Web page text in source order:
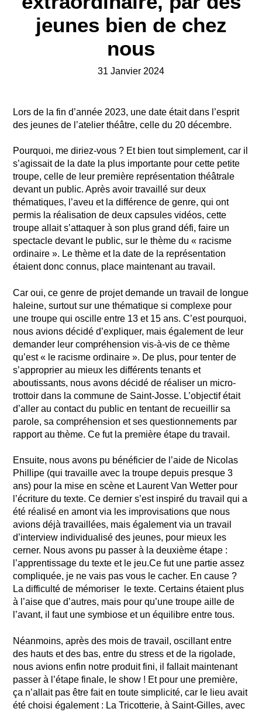
jeunes bien de chez
nous
31 Janvier 2024
Lors de la fin d’année 2023, une date était dans l’esprit
des jeunes de l’atelier théâtre, celle du 20 décembre.
Pourquoi, me diriez-vous ? Et bien tout simplement, car il
s’agissait de la date la plus importante pour cette petite
troupe, celle de leur première représentation théâtrale
devant un public. Après avoir travaillé sur deux
thématiques, l’aveu et la différence de genre, qui ont
permis la réalisation de deux capsules vidéos, cette
troupe allait s’attaquer à son plus grand défi, faire un
spectacle devant le public, sur le thème du « racisme
ordinaire ». Le thème et la date de la représentation
étaient donc connus, place maintenant au travail.
Car oui, ce genre de projet demande un travail de longue
haleine, surtout sur une thématique si complexe pour
une troupe qui oscille entre 13 et 15 ans. C’est pourquoi,
nous avions décidé d’expliquer, mais également de leur
demander leur compréhension vis-à-vis de ce thème
qu’est « le racisme ordinaire ». De plus, pour tenter de
s’approprier au mieux les différents tenants et
aboutissants, nous avons décidé de réaliser un micro-
trottoir dans la commune de Saint-Josse. L’objectif était
d’aller au contact du public en tentant de recueillir sa
parole, sa compréhension et ses questionnements par
rapport au thème. Ce fut la première étape du travail.
Ensuite, nous avons pu bénéficier de l’aide de Nicolas
Phillipe (qui travaille avec la troupe depuis presque 3
ans) pour la mise en scène et Laurent Van Wetter pour
l’écriture du texte. Ce dernier s’est inspiré du travail qui a
été réalisé en amont via les improvisations que nous
avions déjà travaillées, mais également via un travail
d’interview individualisé des jeunes, pour mieux les
cerner. Nous avons pu passer à la deuxième étape :
l’apprentissage du texte et le jeu.Ce fut une partie assez
compliquée, je ne vais pas vous le cacher. En cause ?
La difficulté de mémoriser le texte. Certains étaient plus
à l’aise que d’autres, mais pour qu’une troupe aille de
l’avant, il faut une symbiose et un équilibre entre tous.
Néanmoins, après des mois de travail, oscillant entre
des hauts et des bas, entre du stress et de la rigolade,
nous avions enfin notre produit fini, il fallait maintenant
passer à l’étape finale, le show ! Et pour une première,
ça n’allait pas être fait en toute simplicité, car le lieu avait
été choisi également : La Tricotterie, à Saint-Gilles, avec